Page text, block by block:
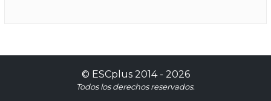
© ESCplus2014 - 2026
Todos los derechos reservados.